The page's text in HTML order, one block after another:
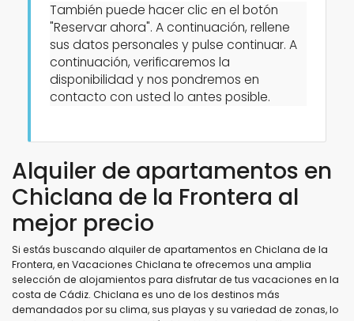
Servicios populares
Condiciones
Opciones
Distancias
Confort
También puede hacer clic en el botón
"Reservar ahora". A continuación, rellene
sus datos personales y pulse continuar. A
continuación, verificaremos la
disponibilidad y nos pondremos en
contacto con usted lo antes posible.
Alquiler de apartamentos en
Chiclana de la Frontera al
mejor precio
Si estás buscando alquiler de apartamentos en Chiclana de la
Frontera, en Vacaciones Chiclana te ofrecemos una amplia
selección de alojamientos para disfrutar de tus vacaciones en la
costa de Cádiz. Chiclana es uno de los destinos más
demandados por su clima, sus playas y su variedad de zonas, lo